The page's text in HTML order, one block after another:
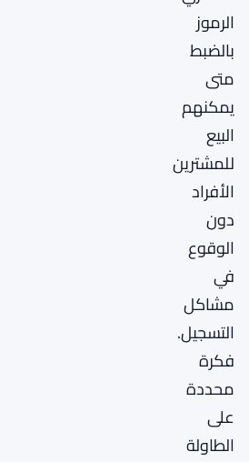
الرموز
بالضبط
متى
يمكنهم
البيع
للمشترين
الأفراد
دون
الوقوع
في
مشاكل
التسجيل.
فكرة
محددة
على
الطاولة